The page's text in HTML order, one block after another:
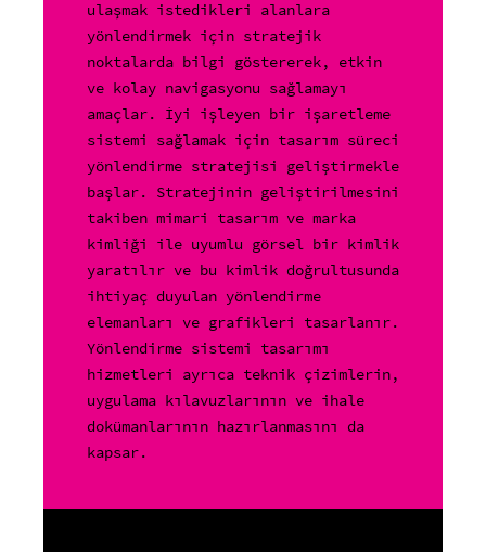
ulaşmak istedikleri alanlara
yönlendirmek için stratejik
noktalarda bilgi göstererek, etkin
ve kolay navigasyonu sağlamayı
amaçlar. İyi işleyen bir işaretleme
sistemi sağlamak için tasarım süreci
yönlendirme stratejisi geliştirmekle
başlar. Stratejinin geliştirilmesini
takiben mimari tasarım ve marka
kimliği ile uyumlu görsel bir kimlik
yaratılır ve bu kimlik doğrultusunda
ihtiyaç duyulan yönlendirme
elemanları ve grafikleri tasarlanır.
Yönlendirme sistemi tasarımı
hizmetleri ayrıca teknik çizimlerin,
uygulama kılavuzlarının ve ihale
dokümanlarının hazırlanmasını da
kapsar.